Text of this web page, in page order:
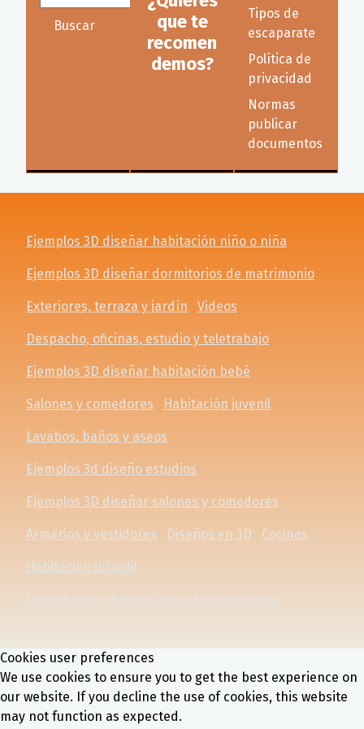
Buscar
que te
recomen
demos?
Tipos de
escaparate
Política de
privacidad
Normas
publicar
documentos
Ejemplos 3D diseñar habitación niño o niña
Ejemplos 3D diseñar dormitorios de matrimonio
Exteriores, terraza y jardín Videos
Despacho, oficinas, estudio y teletrabajo
Ejemplos 3D diseñar habitación bebé
Salones y comedores Habitación juvenil
Lavabos, baños y aseos
Ejemplos 3d diseño estudios
Ejemplos 3D diseñar salones y comedores
Armarios y vestidores Diseños en 3D Cocinas
Habitación infantil
Dormitorios y habitaciones de matrimonio
Cookies user preferences
We use cookies to ensure you to get the best experience on
our website. If you decline the use of cookies, this website
may not function as expected.